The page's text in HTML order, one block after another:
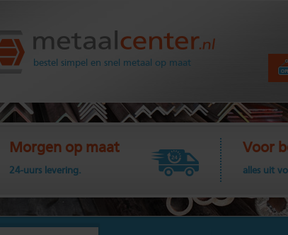
Metaalcenter.nl
bestel simpel en snel metaal op maat
Morgen op maat
24-uurs levering.
Voor
alles uit